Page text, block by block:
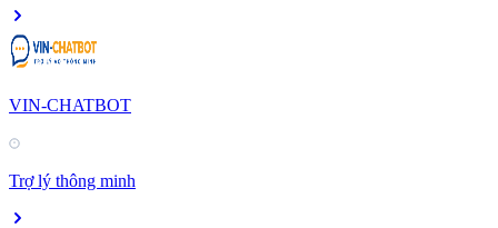
VIN-CHATBOT
Trợ lý thông minh